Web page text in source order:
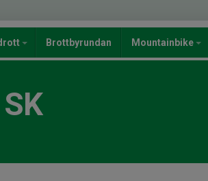
Brottbyrundan Mountainbike